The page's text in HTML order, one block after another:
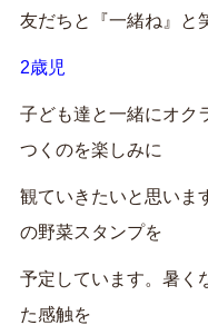
友だちと『一緒ね』と
2歳児
子ども達と一緒にオク
つくのを楽しみに
観ていきたいと思いま
の野菜スタンプを
予定しています。暑く
た感触を